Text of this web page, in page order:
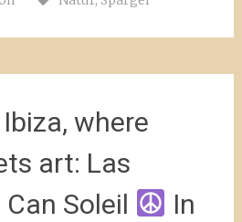
where
art: Las
Soleil
In